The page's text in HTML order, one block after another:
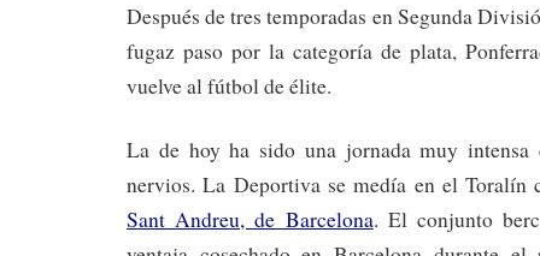
Después de tres temporadas en Segunda
fugaz paso por la categoría de plata,
vuelve al fútbol de élite.
La de hoy ha sido una jornada muy intensa
nervios. La Deportiva se medía en el
Sant Andreu, de Barcelona. El conjunto